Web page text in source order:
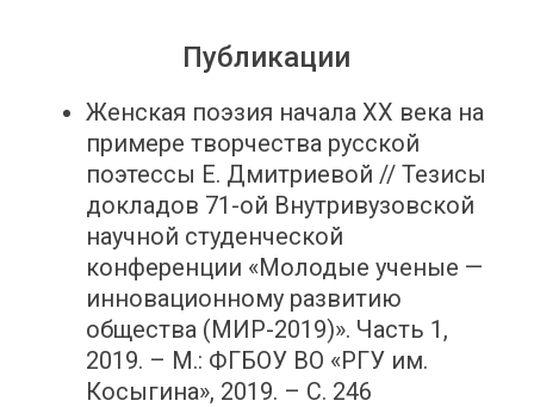
Публикации
Женская поэзия начала XX века на
примере творчества русской
поэтессы Е. Дмитриевой // Тезисы
докладов 71-ой Внутривузовской
научной студенческой
конференции «Молодые ученые —
инновационному развитию
общества (МИР-2019)». Часть 1,
2019. – М.: ФГБОУ ВО «РГУ им.
Косыгина», 2019. – С. 246